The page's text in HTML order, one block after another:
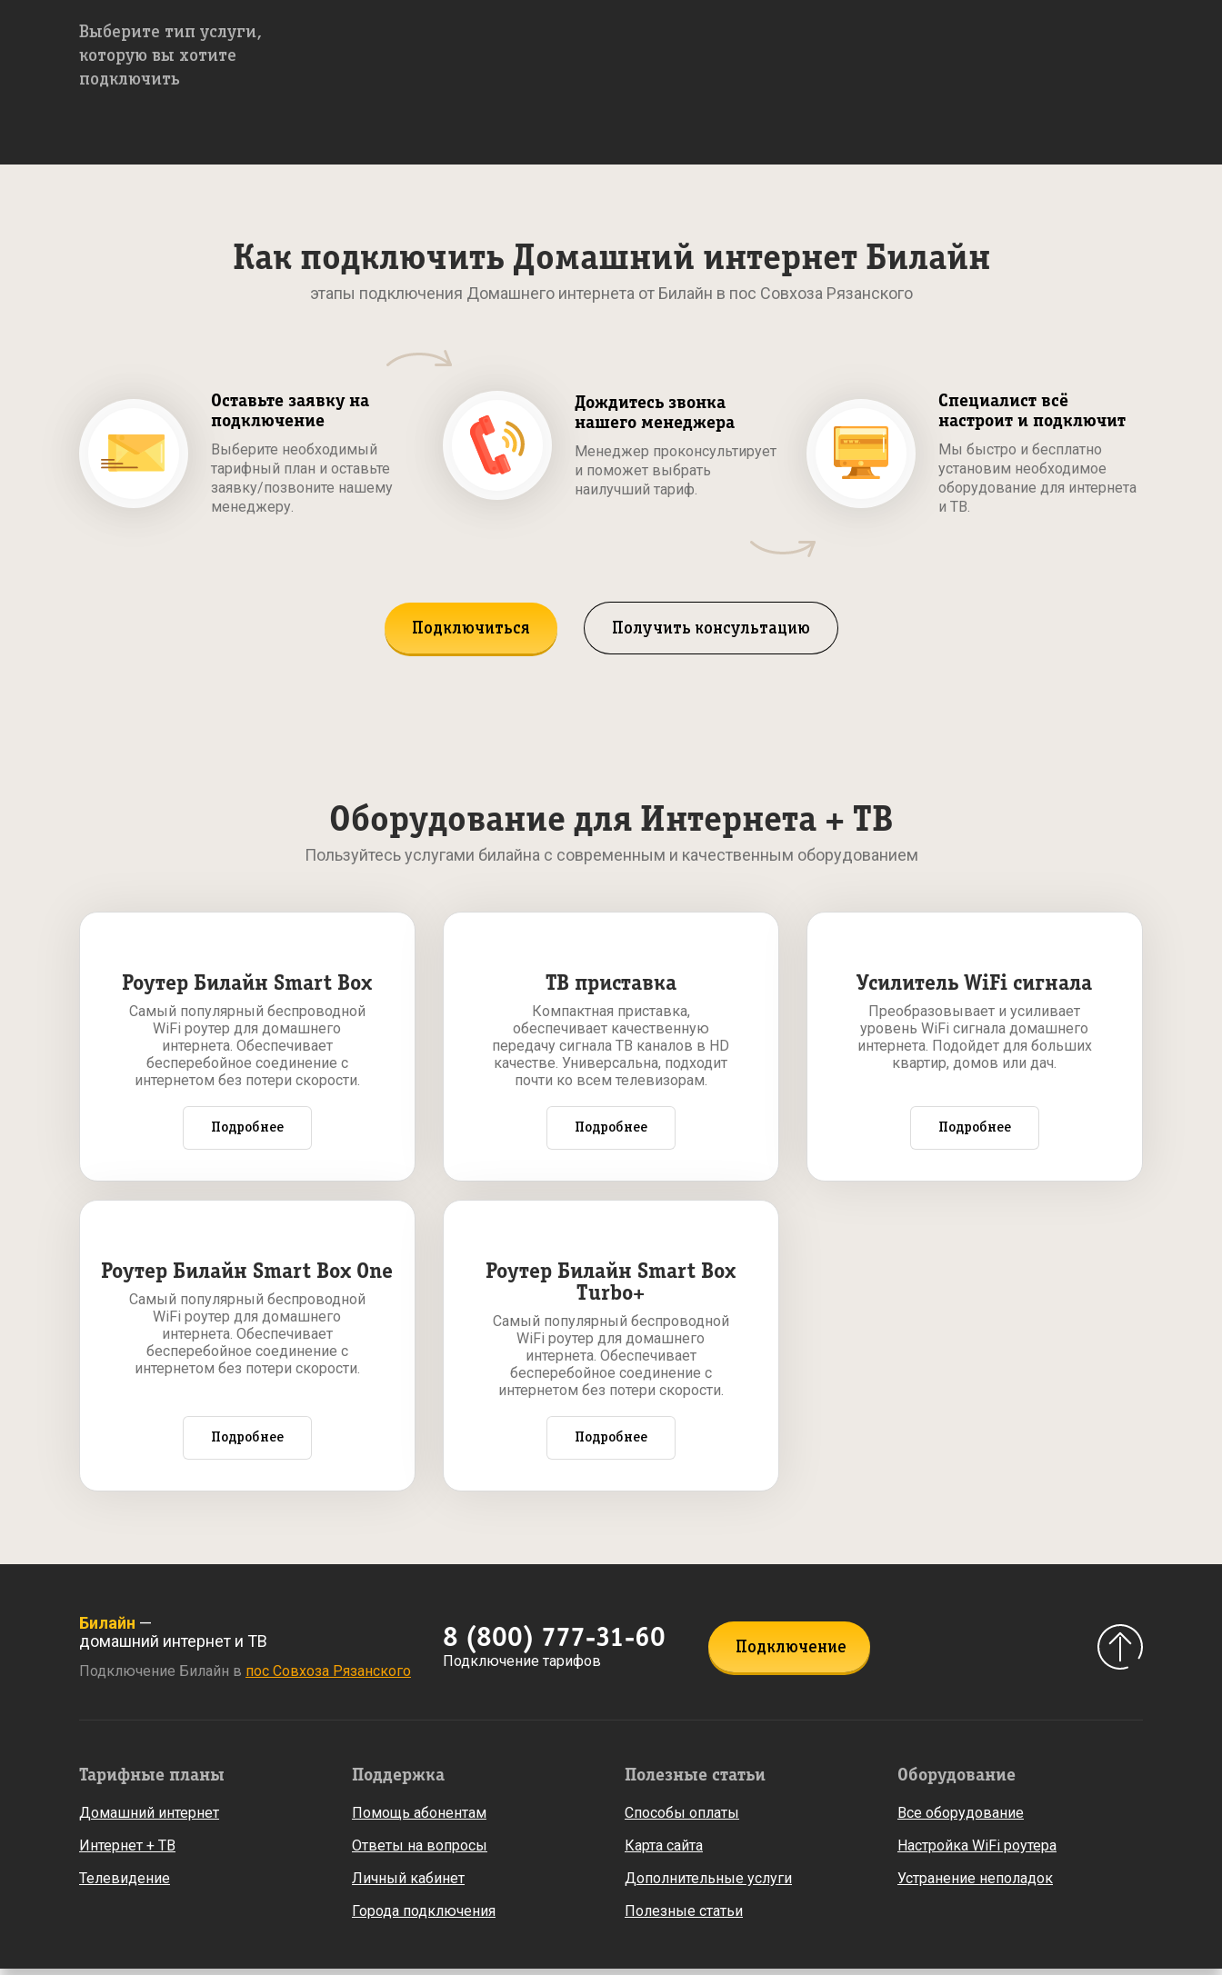
Выберите тип услуги,
которую вы хотите
подключить
Как подключить Домашний интернет Билайн
этапы подключения Домашнего интернета от Билайн в пос Совхоза Рязанского
Оставьте заявку на
подключение
Выберите необходимый
тарифный план и оставьте
заявку/позвоните нашему
менеджеру.
Дождитесь звонка
нашего менеджера
Менеджер проконсультирует
и поможет выбрать
наилучший тариф.
Специалист всё
настроит и подключит
Мы быстро и бесплатно
установим необходимое
оборудование для интернета
и ТВ.
Подключиться Получить консультацию
Оборудование для Интернета + ТВ
Пользуйтесь услугами билайна с современным и качественным оборудованием
Роутер Билайн Smart Box
Самый популярный беспроводной
WiFi роутер для домашнего
интернета. Обеспечивает
бесперебойное соединение с
интернетом без потери скорости.
Подробнее
ТВ приставка
Компактная приставка,
обеспечивает качественную
передачу сигнала ТВ каналов в HD
качестве. Универсальна, подходит
почти ко всем телевизорам.
Подробнее
Усилитель WiFi сигнала
Преобразовывает и усиливает
уровень WiFi сигнала домашнего
интернета. Подойдет для больших
квартир, домов или дач.
Подробнее
Роутер Билайн Smart Box One
Самый популярный беспроводной
WiFi роутер для домашнего
интернета. Обеспечивает
бесперебойное соединение с
интернетом без потери скорости.
Подробнее
Роутер Билайн Smart Box
Turbo+
Самый популярный беспроводной
WiFi роутер для домашнего
интернета. Обеспечивает
бесперебойное соединение с
интернетом без потери скорости.
Подробнее
Билайн —
домашний интернет и ТВ
Подключение Билайн в пос Совхоза Рязанского
8 (800) 777-31-60
Подключение тарифов
Подключение
Тарифные планы
Домашний интернет
Интернет + ТВ
Телевидение
Поддержка
Помощь абонентам
Ответы на вопросы
Личный кабинет
Города подключения
Полезные статьи
Способы оплаты
Карта сайта
Дополнительные услуги
Полезные статьи
Оборудование
Все оборудование
Настройка WiFi роутера
Устранение неполадок